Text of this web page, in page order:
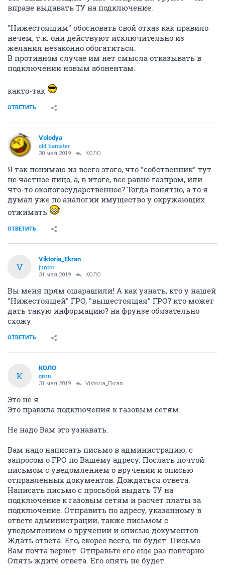
вправе выдавать ТУ на подключение.
"Нижестоящим" обосновать свой отказ как правило
нечем, т.к. они действуют исключительно из
желания незаконно обогатиться.
В противном случае им нет смысла отказывать в
подключении новым абонентам.
както-так
ОТВЕТИТЬ
Volodya
old hamster
30 мая 2019 КОЛО
Я так понимаю из всего этого, что "собственник" тут
не частное лицо, а, в итоге, всё равно газпром, или
что-то окологосударственное? Тогда понятно, а то я
думал уже по аналогии имущество у окружающих
отжимать
ОТВЕТИТЬ
V
Viktoria_Ekran
junior
31 мая 2019 КОЛО
Вы меня прям ошарашили! А как узнать, кто у нашей
"Нижестоящей" ГРО, "вышестоящая" ГРО? кто может
дать такую информацию? на фрунзе обязательно
схожу
ОТВЕТИТЬ
К
КОЛО
guru
31 мая 2019 Viktoria_Ekran
Это не я.
Это правила подключения к газовым сетям.
Не надо Вам это узнавать.
Вам надо написать письмо в администрацию, с
запросом о ГРО по Вашему адресу. Послать почтой
письмом с уведомлением о вручении и описью
отправленных документов. Дождаться ответа.
Написать письмо с просьбой выдать ТУ на
подключение к газовым сетям и расчет платы за
подключение. Отправить по адресу, указанному в
ответе администрации, также письмом с
уведомлением о вручении и описью документов.
Ждать ответа. Его, скорее всего, не будет. Письмо
Вам почта вернет. Отправьте его еще раз повторно.
Опять ждите ответа. Его опять не будет.